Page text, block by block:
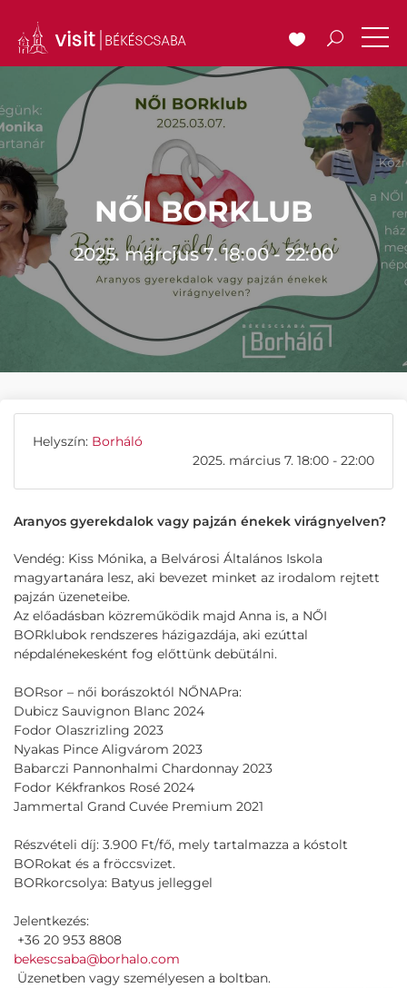
NŐI BORKLUB
2025. március 7. 18:00 - 22:00
Helyszín: Borháló
2025. március 7. 18:00 - 22:00
Aranyos gyerekdalok vagy pajzán énekek virágnyelven?
Vendég: Kiss Mónika, a Belvárosi Általános Iskola
magyartanára lesz, aki bevezet minket az irodalom rejtett
pajzán üzeneteibe.
Az előadásban közreműködik majd Anna is, a NŐI
BORklubok rendszeres házigazdája, aki ezúttal
népdalénekesként fog előttünk debütálni.
BORsor – női borászoktól NŐNAPra:
Dubicz Sauvignon Blanc 2024
Fodor Olaszrizling 2023
Nyakas Pince Aligvárom 2023
Babarczi Pannonhalmi Chardonnay 2023
Fodor Kékfrankos Rosé 2024
Jammertal Grand Cuvée Premium 2021
Részvételi díj: 3.900 Ft/fő, mely tartalmazza a kóstolt
BORokat és a fröccsvizet.
BORkorcsolya: Batyus jelleggel
Jelentkezés:
+36 20 953 8808
bekescsaba@borhalo.com
Üzenetben vagy személyesen a boltban.